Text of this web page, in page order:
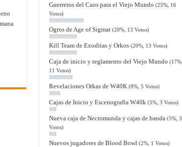
Guerreros del Caos para el Viejo Mundo (25%, 16
Votos)
Ogros de Age of Sigmar(20%, 13 Votos)
Kill Team de Exoditas y Orkos (20%, 13 Votos)
Caja de inicio y reglamento del Viejo Mundo (17%,
11 Votos)
Revelaciones Orkas de W40K (8%, 5 Votos)
Cajas de Inicio y Escenografia W40k (5%, 3 Votos)
Nueva caja de Necromunda y cajas de banda (5%, 3
Votos)
Nuevos jugadores de Blood Bowl (2%, 1 Votos)